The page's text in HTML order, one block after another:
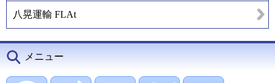
八晃運輸 FLAt
メニュー